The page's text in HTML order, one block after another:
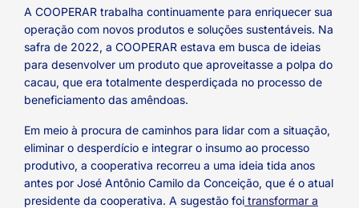
A COOPERAR trabalha continuamente para enriquecer sua
operação com novos produtos e soluções sustentáveis. Na
safra de 2022, a COOPERAR estava em busca de ideias
para desenvolver um produto que aproveitasse a polpa do
cacau, que era totalmente desperdiçada no processo de
beneficiamento das amêndoas.
Em meio à procura de caminhos para lidar com a situação,
eliminar o desperdício e integrar o insumo ao processo
produtivo, a cooperativa recorreu a uma ideia tida anos
antes por José Antônio Camilo da Conceição, que é o atual
presidente da cooperativa. A sugestão foi transformar a